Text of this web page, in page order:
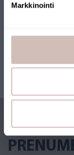
Markkinointi